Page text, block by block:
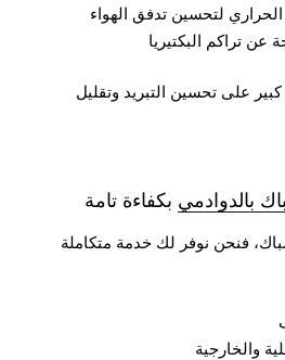
لتحسين تدفق الهواء
عن تراكم البكتيريا
على تحسين التبريد وتقليل
بالدوادمي بكفاءة تامة
فنحن نوفر لك خدمة متكاملة
والخارجية